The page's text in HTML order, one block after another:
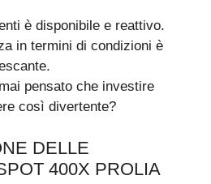
è disponibile e reattivo.
in termini di condizioni è
pensato che investire
così divertente?
DELLE
400X PROLIA